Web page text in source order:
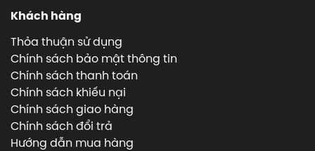
Khách hàng
Thỏa thuận sử dụng
Chính sách bảo mật thông tin
Chính sách thanh toán
Chính sách khiếu nại
Chính sách giao hàng
Chính sách đổi trả
Hướng dẫn mua hàng